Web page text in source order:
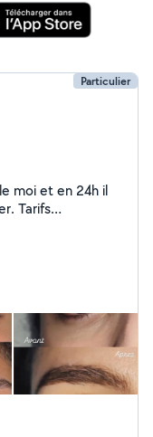
Particulier
moi et en 24h il
Tarifs
lit~7 Je suis
et je vous
visages,
Tarifs
à Lèves. À très bientôt, Christelle